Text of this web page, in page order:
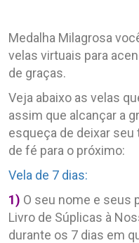
Medalha Milagrosa
velas virtuais para
de graças.
Veja abaixo as velas
assim que alcançar a
esqueça de deixar
de fé para o próximo:
Vela de 7 dias:
1) O seu nome e seus
Livro de Súplicas à
durante os 7 dias em